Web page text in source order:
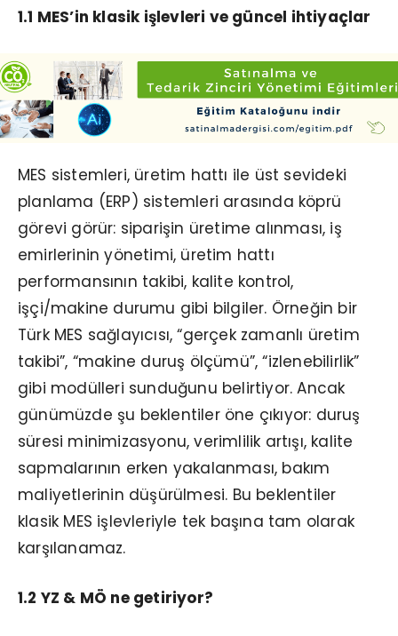
1.1 MES’in klasik işlevleri ve güncel ihtiyaçlar
MES sistemleri, üretim hattı ile üst sevideki
planlama (ERP) sistemleri arasında köprü
görevi görür: siparişin üretime alınması, iş
emirlerinin yönetimi, üretim hattı
performansının takibi, kalite kontrol,
işçi/makine durumu gibi bilgiler. Örneğin bir
Türk MES sağlayıcısı, “gerçek zamanlı üretim
takibi”, “makine duruş ölçümü”, “izlenebilirlik”
gibi modülleri sunduğunu belirtiyor. Ancak
günümüzde şu beklentiler öne çıkıyor: duruş
süresi minimizasyonu, verimlilik artışı, kalite
sapmalarının erken yakalanması, bakım
maliyetlerinin düşürülmesi. Bu beklentiler
klasik MES işlevleriyle tek başına tam olarak
karşılanamaz.
1.2 YZ & MÖ ne getiriyor?